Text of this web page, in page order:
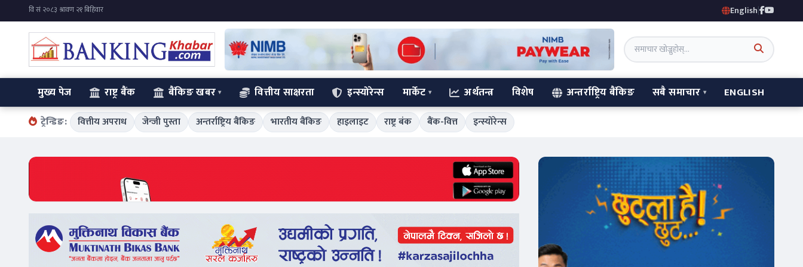
English|
मुख्य पेज राष्ट्र बैंक बैंकिङ खबर वित्तीय साक्षरता इन्स्योरेन्स मार्केट अर्थतन्त्र विशेष अन्तर्राष्ट्रिय बैंकिङ सबै समाचार ENGLISH
ट्रेन्डिङ: वित्तीय अपराध जेन्जी पुस्ता अन्तर्राष्ट्रिय बैंकिङ भारतीय बैंकिङ हाइलाइट राष्ट्र बंक बैंक-वित्त इन्स्योरेन्स